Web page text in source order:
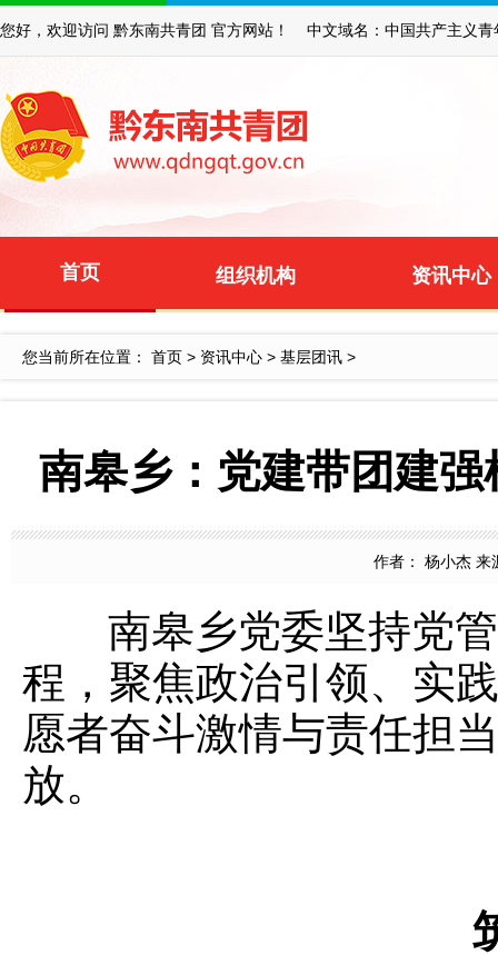
您好，欢迎访问 黔东南共青团 官方网站！ 中文域名：中国共产主义青
首页 组织机构 资讯中心
您当前所在位置： 首页 > 资讯中心 > 基层团讯 >
南皋乡：党建带团建
作者： 杨小杰
南皋乡党委坚持党管
程，聚焦政治引领、实
愿者奋斗激情与责任担
放。